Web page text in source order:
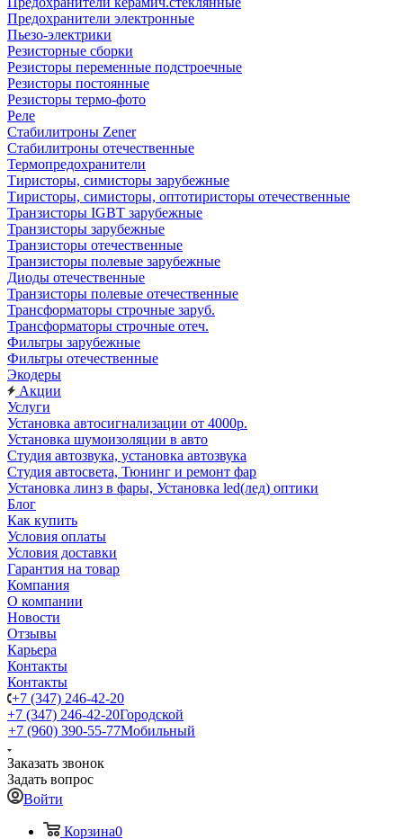
Предохранители электронные
Пьезо-электрики
Резисторные сборки
Резисторы переменные подстроечные
Резисторы постоянные
Резисторы термо-фото
Реле
Стабилитроны Zener
Стабилитроны отечественные
Термопредохранители
Тиристоры, симисторы зарубежные
Тиристоры, симисторы, оптотиристоры отечественные
Транзисторы IGBT зарубежные
Транзисторы зарубежные
Транзисторы отечественные
Транзисторы полевые зарубежные
Диоды отечественные
Транзисторы полевые отечественные
Трансформаторы строчные заруб.
Трансформаторы строчные отеч.
Фильтры зарубежные
Фильтры отечественные
Экодеры
Акции
Услуги
Установка автосигнализации от 4000р.
Установка шумоизоляции в авто
Студия автозвука, установка автозвука
Студия автосвета, Тюнинг и ремонт фар
Установка линз в фары, Установка led(лед) оптики
Блог
Как купить
Условия оплаты
Условия доставки
Гарантия на товар
Компания
О компании
Новости
Отзывы
Карьера
Контакты
Контакты
+7 (347) 246-42-20
+7 (347) 246-42-20Городской
+7 (960) 390-55-77Мобильный
Заказать звонок
Задать вопрос
Войти
Корзина0